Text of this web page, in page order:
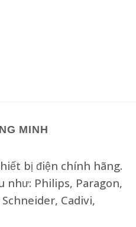
MINH
bị điện chính hãng.
như: Philips, Paragon,
Cadivi,